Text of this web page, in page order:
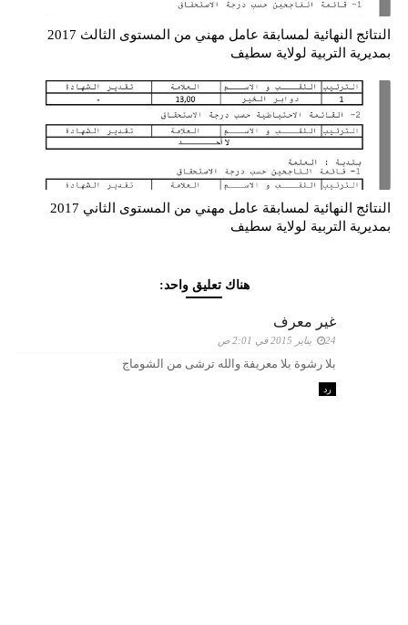
النتائج النهائية لمسابقة عامل مهني من المستوى الثالث 2017
بمديرية التربية لولاية سطيف
النتائج النهائية لمسابقة عامل مهني من المستوى الثاني 2017
بمديرية التربية لولاية سطيف
هناك تعليق واحد:
غير معرف
24 يناير 2015 في 2:01 ص
بلا رشوة بلا معريفة والله ترشى من الشوماج
رد